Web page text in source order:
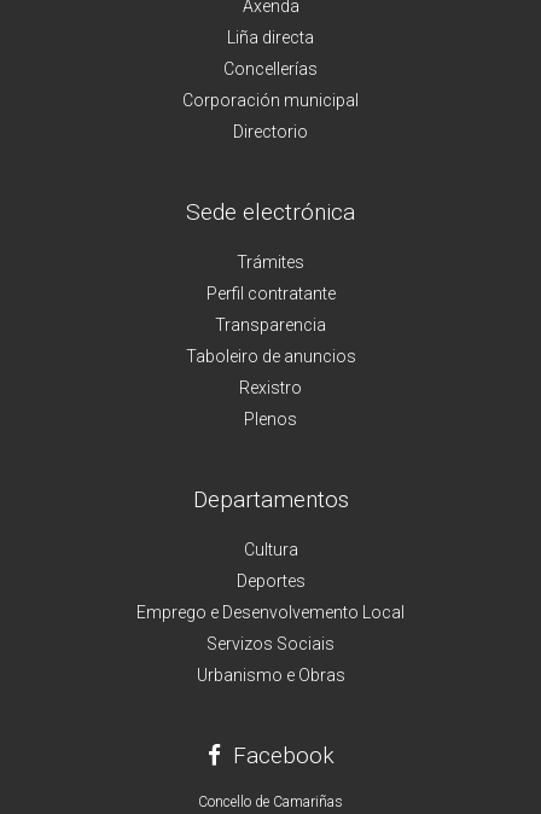
Axenda
Liña directa
Concellerías
Corporación municipal
Directorio
Sede electrónica
Trámites
Perfil contratante
Transparencia
Taboleiro de anuncios
Rexistro
Plenos
Departamentos
Cultura
Deportes
Emprego e Desenvolvemento Local
Servizos Sociais
Urbanismo e Obras
Facebook
Concello de Camariñas